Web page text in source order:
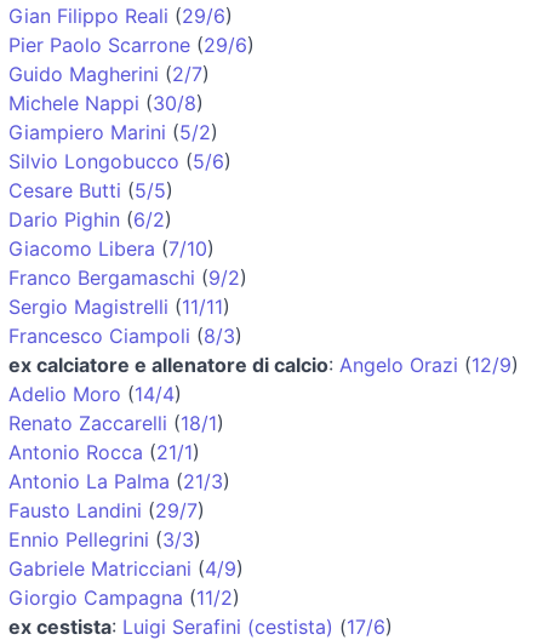
Gian Filippo Reali (29/6)
Pier Paolo Scarrone (29/6)
Guido Magherini (2/7)
Michele Nappi (30/8)
Giampiero Marini (5/2)
Silvio Longobucco (5/6)
Cesare Butti (5/5)
Dario Pighin (6/2)
Giacomo Libera (7/10)
Franco Bergamaschi (9/2)
Sergio Magistrelli (11/11)
Francesco Ciampoli (8/3)
ex calciatore e allenatore di calcio: Angelo Orazi (12/9)
Adelio Moro (14/4)
Renato Zaccarelli (18/1)
Antonio Rocca (21/1)
Antonio La Palma (21/3)
Fausto Landini (29/7)
Ennio Pellegrini (3/3)
Gabriele Matricciani (4/9)
Giorgio Campagna (11/2)
ex cestista: Luigi Serafini (cestista) (17/6)